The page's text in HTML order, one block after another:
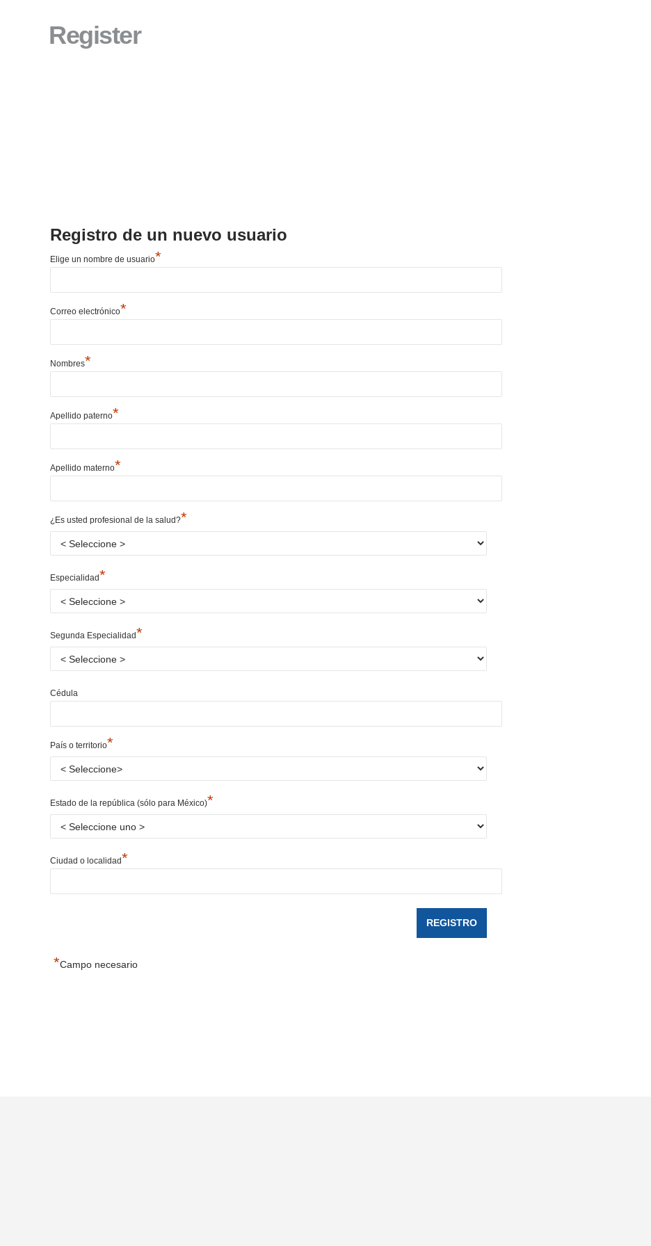
Register
Registro de un nuevo usuario
Elige un nombre de usuario*
Correo electrónico*
Nombres*
Apellido paterno*
Apellido materno*
¿Es usted profesional de la salud?*
Especialidad*
Segunda Especialidad*
Cédula
País o territorio*
Estado de la república (sólo para México)*
Ciudad o localidad*
*Campo necesario